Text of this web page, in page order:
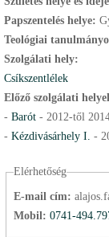
Papszentelés helye:
Teológiai
Szolgálati hely:
Csíkszentlélek
Előző szolgálati
- Barót - 2012-től
- Kézdivásárhely I. -
Elérhetőség
E-mail cím:
Mobil: 0741-